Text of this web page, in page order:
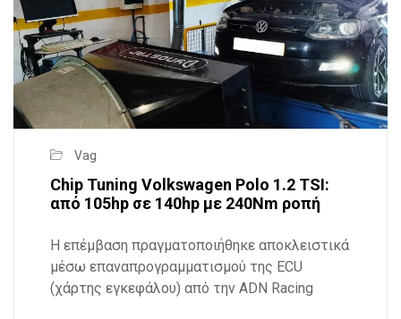
Vag
Chip Tuning Volkswagen Polo 1.2 TSI:
από 105hp σε 140hp με 240Nm ροπή
Η επέμβαση πραγματοποιήθηκε αποκλειστικά
μέσω επαναπρογραμματισμού της ECU
(χάρτης εγκεφάλου) από την ADN Racing